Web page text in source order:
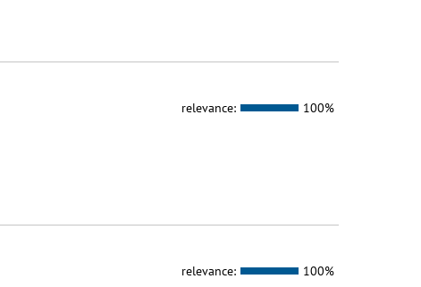
relevance: 100%
relevance: 100%